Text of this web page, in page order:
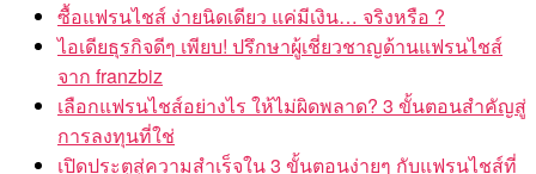
ซื้อแฟรนไชส์ ง่ายนิดเดียว แค่มีเงิน… จริงหรือ ?
ไอเดียธุรกิจดีๆ เพียบ! ปรึกษาผู้เชี่ยวชาญด้านแฟรนไชส์
จาก franzbiz
เลือกแฟรนไชส์อย่างไร ให้ไม่ผิดพลาด? 3 ขั้นตอนสำคัญสู่
การลงทุนที่ใช่
เปิดประตูสู่ความสำเร็จใน 3 ขั้นตอนง่ายๆ กับแฟรนไชส์ที่